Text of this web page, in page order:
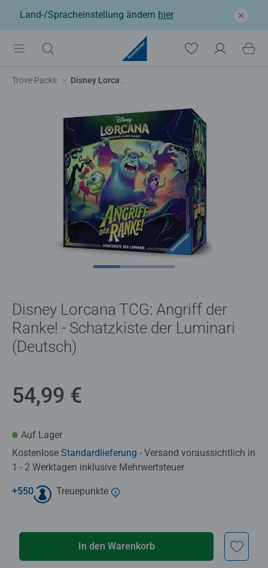
Land-/Spracheinstellung ändern hier
Trove Packs Disney Lorcana TCG: Angriff der Ranke! - Schatzkiste der Luminari (Deutsch)
Disney Lorcana TCG: Angriff der
Ranke! - Schatzkiste der Luminari
(Deutsch)
54,99 €
Auf Lager
Kostenlose Standardlieferung - Versand voraussichtlich in
1 - 2 Werktagen inklusive Mehrwertsteuer
+550 Treuepunkte
In den Warenkorb